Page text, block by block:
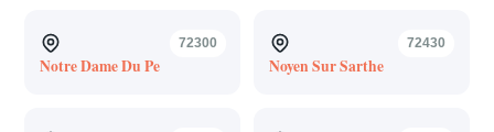
72300
Notre Dame Du Pe
72430
Noyen Sur Sarthe